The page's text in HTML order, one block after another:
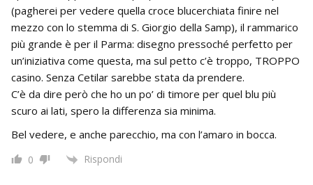
(pagherei per vedere quella croce blucerchiata finire nel
mezzo con lo stemma di S. Giorgio della Samp), il rammarico
più grande è per il Parma: disegno pressoché perfetto per
un’iniziativa come questa, ma sul petto c’è troppo, TROPPO
casino. Senza Cetilar sarebbe stata da prendere.
C’è da dire però che ho un po’ di timore per quel blu più
scuro ai lati, spero la differenza sia minima.
Bel vedere, e anche parecchio, ma con l’amaro in bocca.
0 Rispondi